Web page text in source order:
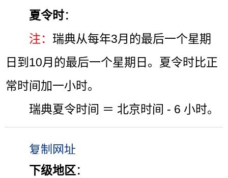
夏令时：
注： 瑞典从每年3月的最后一个星期
日到10月的最后一个星期日。夏令时比正
常时间加一小时。
瑞典夏令时间 ＝ 北京时间 - 6 小时。
下级地区：